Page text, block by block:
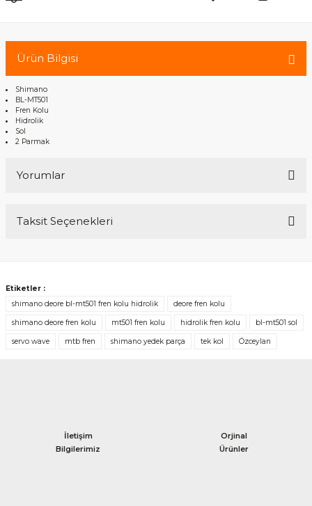
Ürün Bilgisi
Shimano
BL-MT501
Fren Kolu
Hidrolik
Sol
2 Parmak
Yorumlar
Taksit Seçenekleri
Etiketler :
shimano deore bl-mt501 fren kolu hidrolik
deore fren kolu
shimano deore fren kolu mt501 fren kolu hidrolik fren kolu bl-mt501 sol
servo wave mtb fren shimano yedek parça tek kol Özceylan
İletişim
Bilgilerimiz
Orjinal
Ürünler